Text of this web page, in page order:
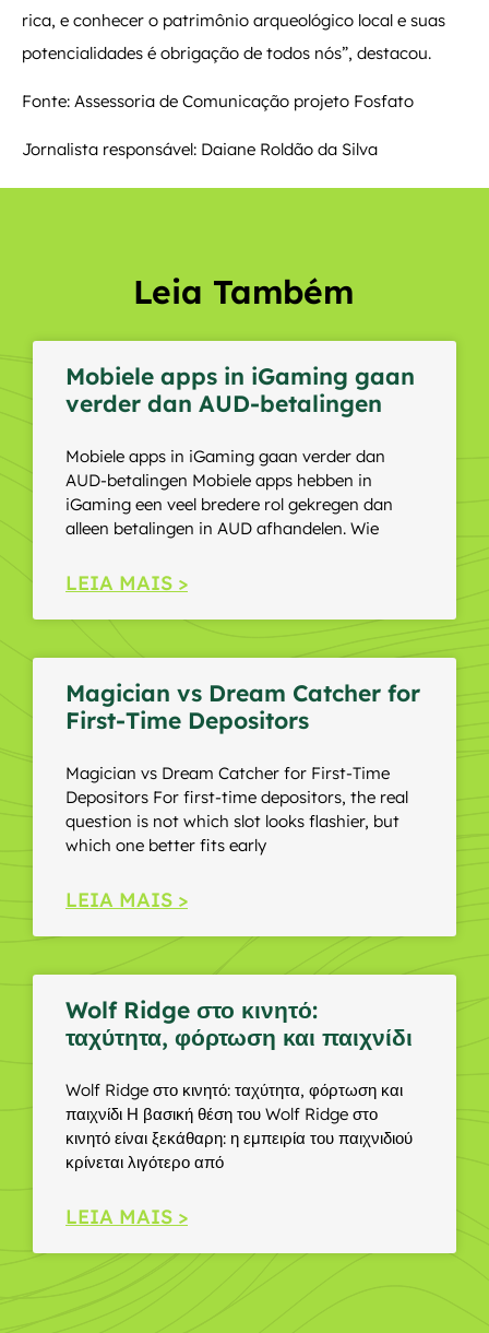
rica, e conhecer o patrimônio arqueológico local e suas
potencialidades é obrigação de todos nós”, destacou.
Fonte: Assessoria de Comunicação projeto Fosfato
Jornalista responsável: Daiane Roldão da Silva
Leia Também
Mobiele apps in iGaming gaan
verder dan AUD-betalingen
Mobiele apps in iGaming gaan verder dan
AUD-betalingen Mobiele apps hebben in
iGaming een veel bredere rol gekregen dan
alleen betalingen in AUD afhandelen. Wie
LEIA MAIS >
Magician vs Dream Catcher for
First-Time Depositors
Magician vs Dream Catcher for First-Time
Depositors For first-time depositors, the real
question is not which slot looks flashier, but
which one better fits early
LEIA MAIS >
Wolf Ridge στο κινητό:
ταχύτητα, φόρτωση και παιχνίδι
Wolf Ridge στο κινητό: ταχύτητα, φόρτωση και
παιχνίδι Η βασική θέση του Wolf Ridge στο
κινητό είναι ξεκάθαρη: η εμπειρία του παιχνιδιού
κρίνεται λιγότερο από
LEIA MAIS >